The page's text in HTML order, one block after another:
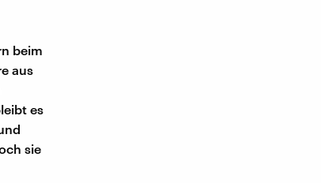
beim
aus
es
sie